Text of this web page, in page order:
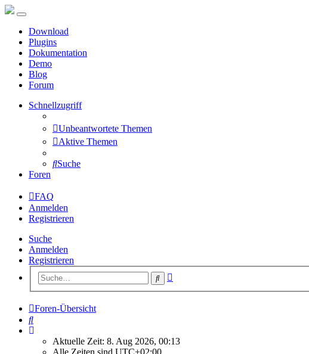
Download
Plugins
Dokumentation
Demo
Blog
Forum
Schnellzugriff
Unbeantwortete Themen
Aktive Themen
Suche
Foren
FAQ
Anmelden
Registrieren
Suche
Anmelden
Registrieren
Suche
Foren-Übersicht
Suche
Aktuelle Zeit: 8. Aug 2026, 00:13
Alle Zeiten sind UTC+02:00